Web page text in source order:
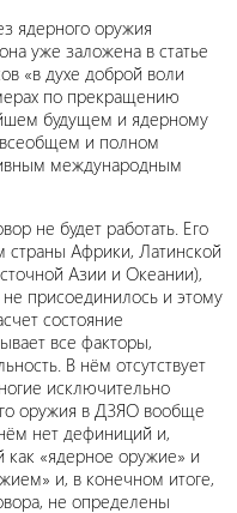
ядерного оружия
уже заложена в статье
«в духе доброй воли
по прекращению
будущем и ядерному
и полном
международным
не будет работать. Его
страны Африки, Латинской
Азии и Океании),
присоединилось и этому
состояние
все факторы,
В нём отсутствует
исключительно
оружия в ДЗЯО вообще
нет дефиниций и,
как «ядерное оружие» и
и, в конечном итоге,
не определены